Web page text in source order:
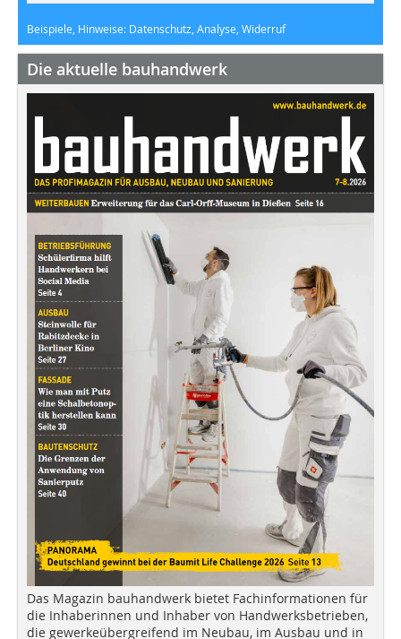
Beispiele, Hinweise: Datenschutz, Analyse, Widerruf
Die aktuelle bauhandwerk
Das Magazin bauhandwerk bietet Fachinformationen für
die Inhaberinnen und Inhaber von Handwerksbetrieben,
die gewerkeübergreifend im Neubau, im Ausbau und in